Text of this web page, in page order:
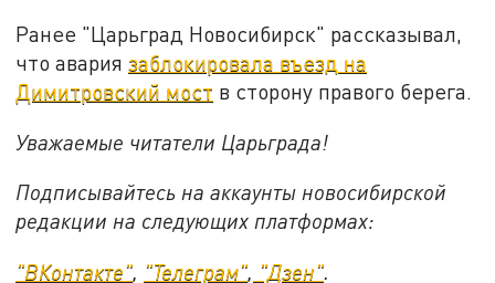
Ранее "Царьград Новосибирск" рассказывал,
что авариязаблокировала въезд на
Димитровский мост в сторону правого берега.
Уважаемые читатели Царьграда!
Подписывайтесь на аккаунты новосибирской
редакции на следующих платформах:
"ВКонтакте", "Телеграм", "Дзен".